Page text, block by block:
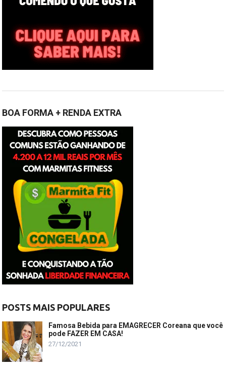
BOA FORMA + RENDA EXTRA
POSTS MAIS POPULARES
Famosa Bebida para EMAGRECER Coreana que você
pode FAZER EM CASA!
27/12/2021